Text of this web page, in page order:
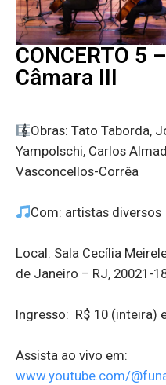
CONCERTO 5
Câmara III
Obras: Tato Taborda,
Yampolschi, Carlos
Vasconcellos-Corrêa
Com: artistas diversos
Local: Sala Cecília
de Janeiro – RJ, 20021-
Ingresso: R$ 10 (inteira)
Assista ao vivo em:
www.youtube.com/